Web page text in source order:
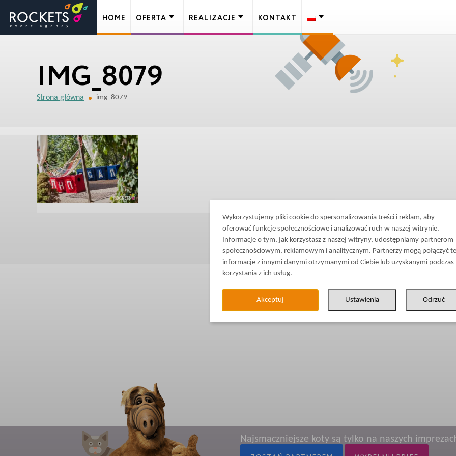
IMG_8079
Strona główna img_8079
Najsmaczniejsze koty są tylko na naszych
HOME OFERTA REALIZACJE KONTAKT
Wykorzystujemy pliki cookie do spersonalizowania treści i reklam, aby
oferować funkcje społecznościowe i analizować ruch w naszej witrynie.
Informacje o tym, jak korzystasz z naszej witryny, udostępniamy partnerom
społecznościowym, reklamowym i analitycznym. Partnerzy mogą połączyć te
informacje z innymi danymi otrzymanymi od Ciebie lub uzyskanymi podczas
korzystania z ich usług.
Akceptuj Ustawienia Odrzuć